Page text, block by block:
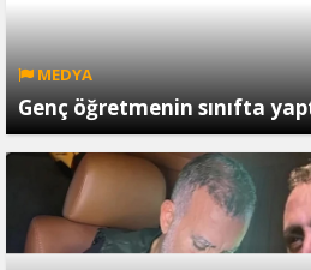
MEDYA
Genç öğretmenin sınıfta